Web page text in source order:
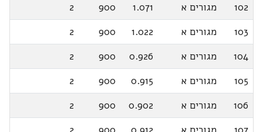
102
מגורים א 1.071
900
2
103
מגורים א 1.022
900
2
104
מגורים א 0.926
900
2
105
מגורים א 0.915
900
2
106
מגורים א 0.902
900
2